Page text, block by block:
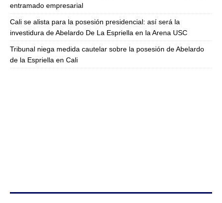
entramado empresarial
Cali se alista para la posesión presidencial: así será la
investidura de Abelardo De La Espriella en la Arena USC
Tribunal niega medida cautelar sobre la posesión de Abelardo
de la Espriella en Cali